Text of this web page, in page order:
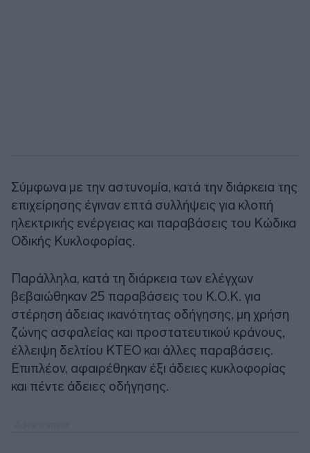
Σύμφωνα με την αστυνομία, κατά την διάρκεια της
επιχείρησης έγιναν επτά συλλήψεις για κλοπή
ηλεκτρικής ενέργειας και παραβάσεις του Κώδικα
Οδικής Κυκλοφορίας.
Παράλληλα, κατά τη διάρκεια των ελέγχων
βεβαιώθηκαν 25 παραβάσεις του Κ.Ο.Κ. για
στέρηση άδειας ικανότητας οδήγησης, μη χρήση
ζώνης ασφαλείας και προστατευτικού κράνους,
έλλειψη δελτίου ΚΤΕΟ και άλλες παραβάσεις.
Επιπλέον, αφαιρέθηκαν έξι άδειες κυκλοφορίας
και πέντε άδειες οδήγησης.